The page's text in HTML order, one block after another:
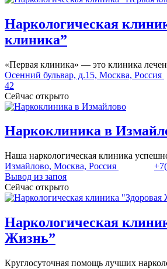
Наркологическая
клиника”
«Первая клиника» — это клиника
Осенний бульвар, д.15, Москва, Россия
42
Сейчас открыто
Наркоклиника в
Наша наркологическая клиника
Измайлово, Москва, Россия
Вывод из запоя
Сейчас открыто
Наркологическая
Жизнь”
Круглосуточная помощь лучших